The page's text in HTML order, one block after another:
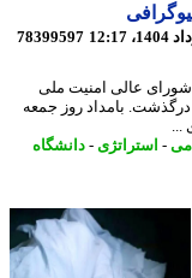
78399597
عالی امنیت ملی
بامداد روز جمعه
استراتژی -دانشگاه